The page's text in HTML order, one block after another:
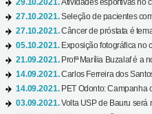
29.10.2021.Atividades esportivas no
27.10.2021.Seleção de pacientes
27.10.2021.Câncer de próstata é
05.10.2021. Exposição fotográfica no
21.09.2021. Profª Marília Buzalaf é a
14.09.2021.Carlos Ferreira dos
14.09.2021. PET Odonto: Campanha
03.09.2021.Volta USP de Bauru será